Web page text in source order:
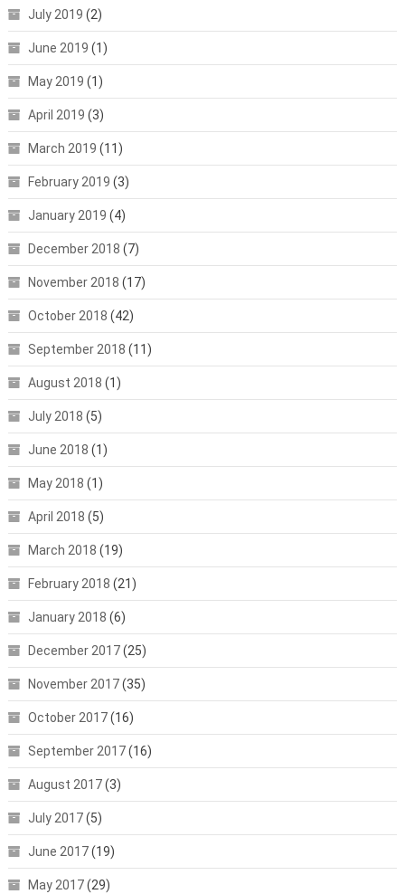
July 2019 (2)
June 2019 (1)
May 2019 (1)
April 2019 (3)
March 2019 (11)
February 2019 (3)
January 2019 (4)
December 2018 (7)
November 2018 (17)
October 2018 (42)
September 2018 (11)
August 2018 (1)
July 2018 (5)
June 2018 (1)
May 2018 (1)
April 2018 (5)
March 2018 (19)
February 2018 (21)
January 2018 (6)
December 2017(25)
November 2017(35)
October 2017(16)
September 2017(16)
August 2017(3)
July 2017(5)
June 2017(19)
May 2017(29)